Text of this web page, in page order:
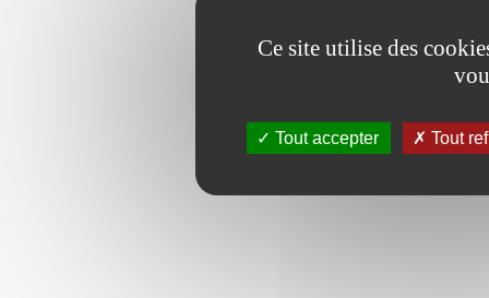
Ce site utilise des
Tout accepter Tout